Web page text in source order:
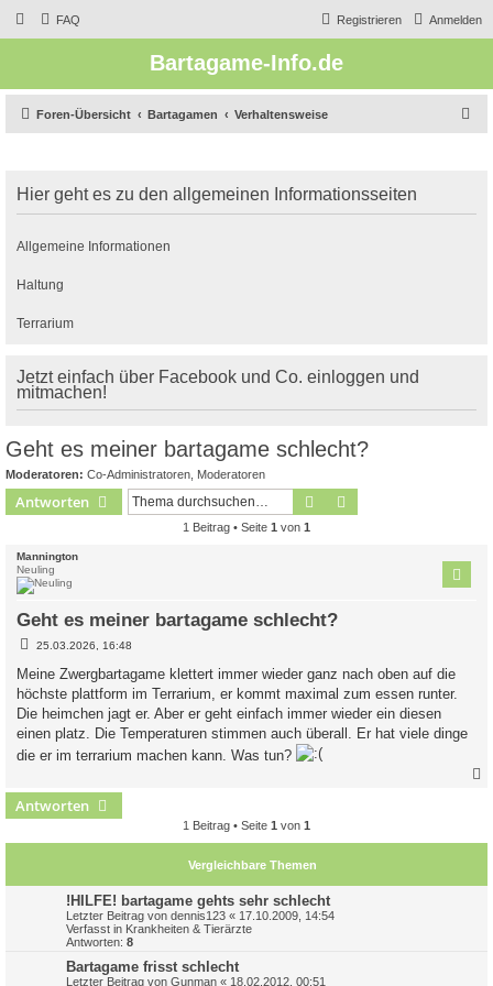
FAQ Anmelden
Registrieren
Bartagame-Info.de
Foren-Übersicht Bartagamen Verhaltensweise
e
Hier geht es zu den allgemeinen Informationsseiten
Allgemeine Informationen
Haltung
Terrarium
Jetzt einfach über Facebook und Co. einloggen und
mitmachen!
Geht es meiner bartagame schlecht?
Moderatoren: Co-Administratoren Moderatoren
Antworten Suche
1 Beitrag • Seite 1 von 1
Mannington
Neuling
Geht es meiner bartagame schlecht?
B
t
r
g
25.03.2026, 16:48
Meine Zwergbartagame klettert immer wieder ganz nach oben auf die
höchste plattform im Terrarium, er kommt maximal zum essen runter.
Die heimchen jagt er. Aber er geht einfach immer wieder ein diesen
einen platz. Die Temperaturen stimmen auch überall. Er hat viele dinge
die er im terrarium machen kann. Was tun?
Antworten
1 Beitrag • Seite 1 von 1
Vergleichbare Themen
!HILFE! bartagame gehts sehr schlecht
Letzter Beitrag von dennis123 « 17.10.2009, 14:54
Verfasst in Krankheiten & Tierärzte
Antworten: 8
Bartagame frisst schlecht
Letzter Beitrag von Gunman « 18.02.2012, 00:51